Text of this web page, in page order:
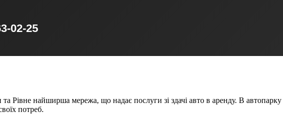
02-25
найширша мережа, що надає послуги зі здачі авто в аренду. В автопарку
потреб.